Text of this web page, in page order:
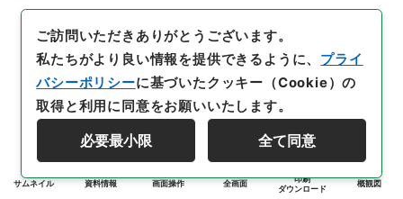
サムネイル 資料情報 画面操作 全画面
印刷
ダウンロード
概観図
ご訪問いただきありがとうございます。
私たちがより良い情報を提供できるように、 プライ
バシーポリシーに基づいたクッキー（Cookie）の
取得と利用に同意をお願いいたします。
必要最小限 全て同意